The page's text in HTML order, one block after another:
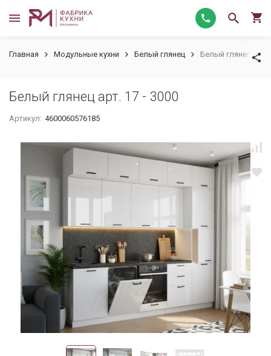
Главная Модульные кухни Белый глянец Белый глянец арт.
Белый глянец арт. 17 - 3000
Артикул: 4600060576185